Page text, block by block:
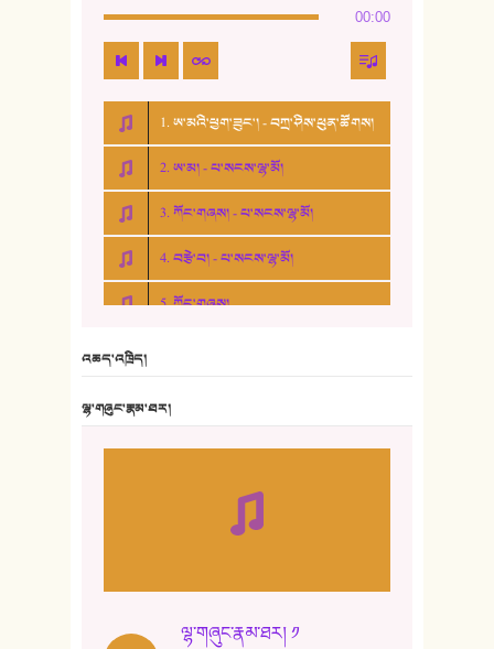
00:00
1. ཨ་མའི་ཕྱག་ཟུང་། - བཀྲ་ཤིས་ཕུན་ཚོགས།
2. ཨ་མ། - པ་སངས་ལྷ་མོ།
3. ཀོང་གཞས། - པ་སངས་ལྷ་མོ།
4. བརྩེ་བ། - པ་སངས་ལྷ་མོ།
5. ཀོང་གཞས།
10. ཆང་གཞས། ༣
འཆད་འཁྲིད།
ལྷ་གཞུང་རྣམ་ཐར།
ལྷ་གཞུང་རྣམ་ཐར། ༡